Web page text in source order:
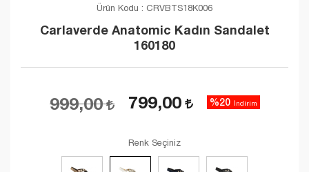
Ürün Kodu : CRVBTS18K006
Carlaverde Anatomic Kadın Sandalet
160180
999,00 799,00 %20 İndirim
Renk Seçiniz